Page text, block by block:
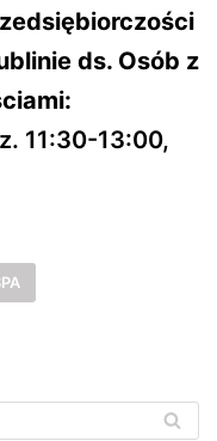
ds. Osób z
11:30-13:00,